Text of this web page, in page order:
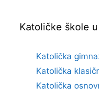
Katoličke škole
Katolička
Katolička
Katolička